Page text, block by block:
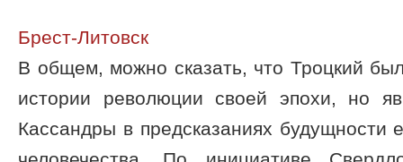
Брест-Литовск
В общем, можно сказать, что Троцкий
истории революции своей эпохи, но
Кассандры в предсказаниях будущности